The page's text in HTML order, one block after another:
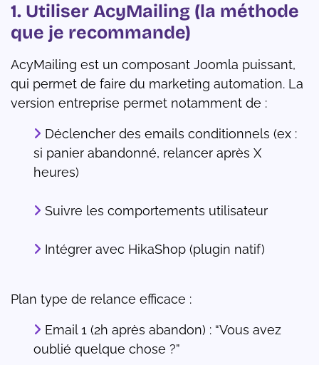
1. Utiliser AcyMailing (la méthode
que je recommande)
AcyMailing est un composant Joomla puissant,
qui permet de faire du marketing automation. La
version entreprise permet notamment de :
Déclencher des emails conditionnels (ex :
si panier abandonné, relancer après X
heures)
Suivre les comportements utilisateur
Intégrer avec HikaShop (plugin natif)
Plan type de relance efficace :
Email 1 (2h après abandon) : “Vous avez
oublié quelque chose ?”